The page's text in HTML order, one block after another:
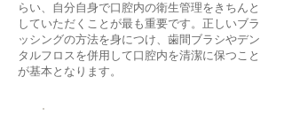
らい、自分自身で口腔内の衛生管理をきちんと
していただくことが最も重要です。正しいブラ
ッシングの方法を身につけ、歯間ブラシやデン
タルフロスを併用して口腔内を清潔に保つこと
が基本となります。